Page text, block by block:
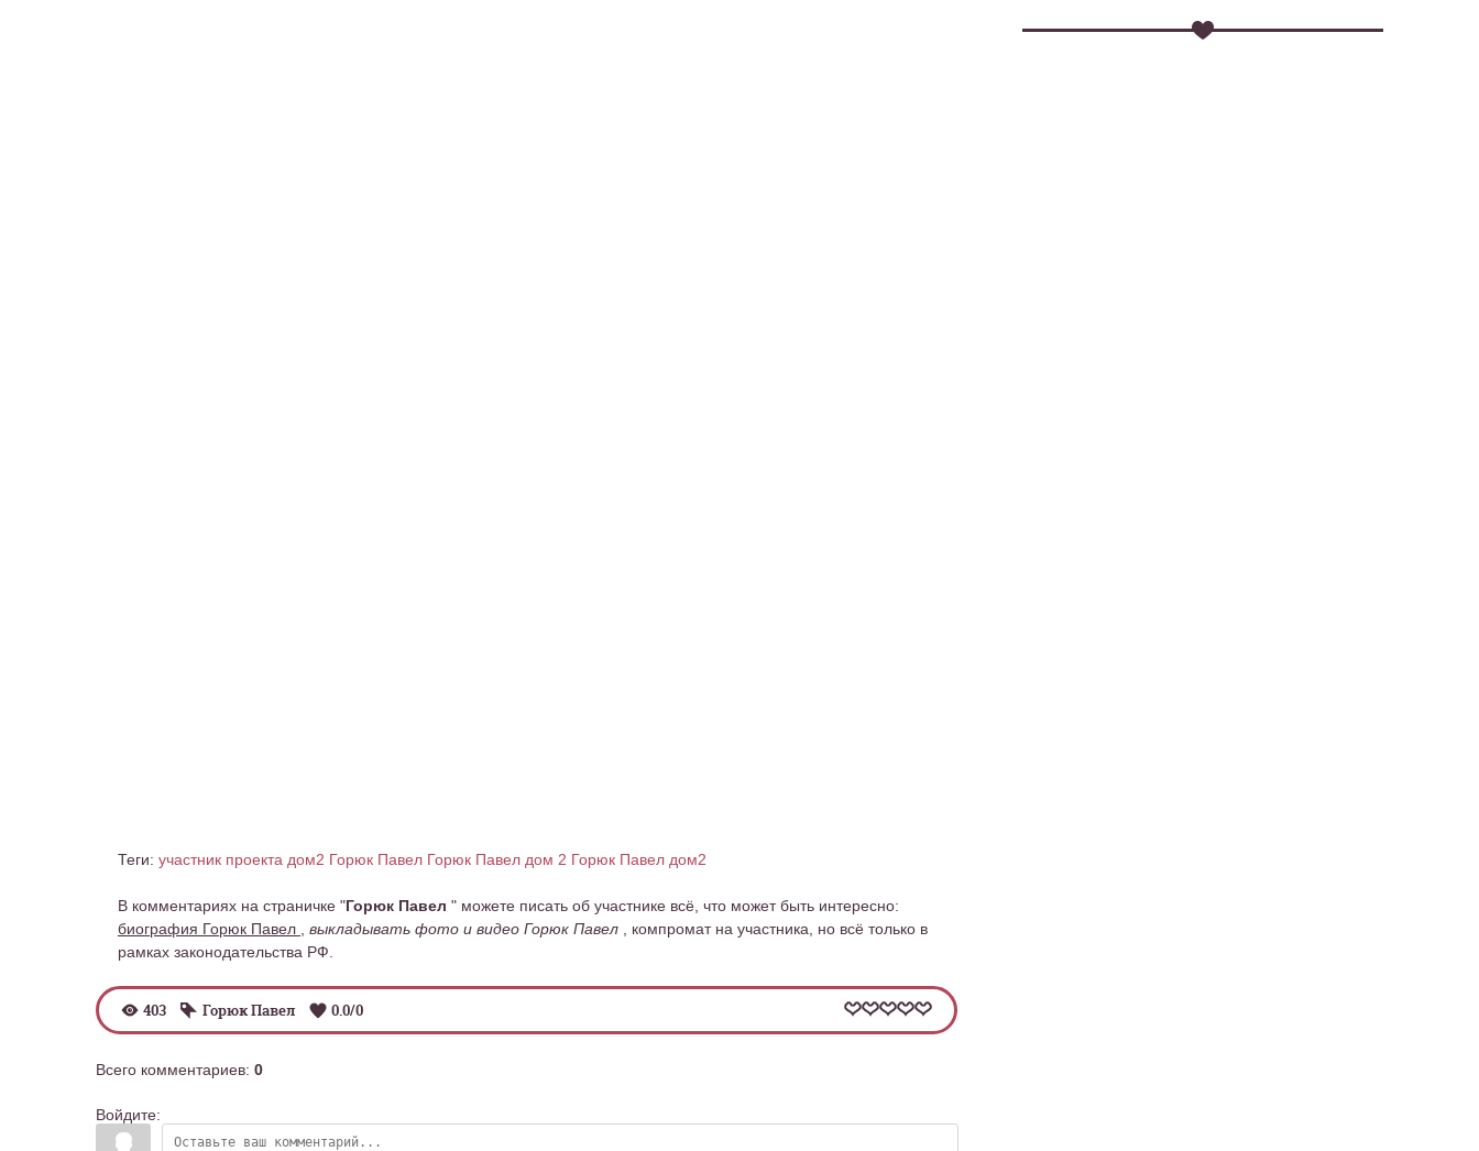
Теги: участник проекта дом2 Горюк Павел Горюк Павел дом 2 Горюк Павел дом2
В комментариях на страничке "Горюк Павел " можете писать об участнике всё, что может быть интересно:
биография Горюк Павел
выкладывать фото и видео Горюк Павел
, компромат на участника, но всё только в
рамках законодательства РФ.
403 Горюк Павел 0.0/0
Всего комментариев: 0
Войдите: